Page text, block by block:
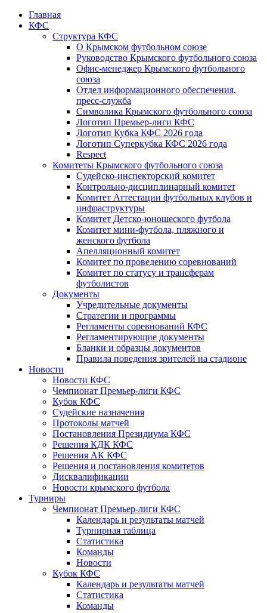
Главная
КФС
Структура КФС
О Крымском футбольном союзе
Руководство Крымского футбольного союза
Офис-менеджер Крымского футбольного
союза
Отдел информационного обеспечения,
пресс-служба
Символика Крымского футбольного союза
Логотип Премьер-лиги КФС
Логотип Кубка КФС 2026 года
Логотип Суперкубка КФС 2026 года
Respect
Комитеты Крымского футбольного союза
Судейско-инспекторский комитет
Контрольно-дисциплинарный комитет
Комитет Аттестации футбольных клубов и
инфраструктуры
Комитет Детско-юношеского футбола
Комитет мини-футбола, пляжного и
женского футбола
Апелляционный комитет
Комитет по проведению соревнований
Комитет по статусу и трансферам
футболистов
Документы
Учредительные документы
Стратегии и программы
Регламенты соревнований КФС
Регламентирующие документы
Бланки и образцы документов
Правила поведения зрителей на стадионе
Новости
Новости КФС
Чемпионат Премьер-лиги КФС
Кубок КФС
Судейские назначения
Протоколы матчей
Постановления Президиума КФС
Решения КДК КФС
Решения АК КФС
Решения и постановления комитетов
Дисквалификации
Новости крымского футбола
Турниры
Чемпионат Премьер-лиги КФС
Календарь и результаты матчей
Турнирная таблица
Статистика
Команды
Новости
Кубок КФС
Календарь и результаты матчей
Статистика
Команды